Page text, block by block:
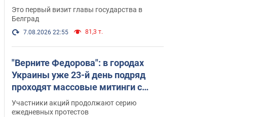
Это первый визит главы государства в
Белград
7.08.2026 22:55 81,3 т.
"Верните Федорова": в городах
Украины уже 23-й день подряд
проходят массовые митинги с
плакатами. Фото и видео
Участники акций продолжают серию
ежедневных протестов